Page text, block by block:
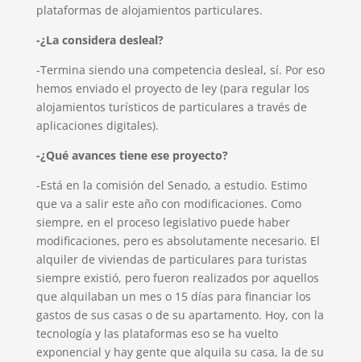
plataformas de alojamientos particulares.
-¿La considera desleal?
-Termina siendo una competencia desleal, sí. Por eso
hemos enviado el proyecto de ley (para regular los
alojamientos turísticos de particulares a través de
aplicaciones digitales).
-¿Qué avances tiene ese proyecto?
-Está en la comisión del Senado, a estudio. Estimo
que va a salir este año con modificaciones. Como
siempre, en el proceso legislativo puede haber
modificaciones, pero es absolutamente necesario. El
alquiler de viviendas de particulares para turistas
siempre existió, pero fueron realizados por aquellos
que alquilaban un mes o 15 días para financiar los
gastos de sus casas o de su apartamento. Hoy, con la
tecnología y las plataformas eso se ha vuelto
exponencial y hay gente que alquila su casa, la de su